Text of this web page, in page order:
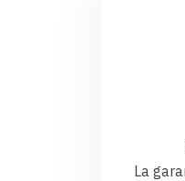
La